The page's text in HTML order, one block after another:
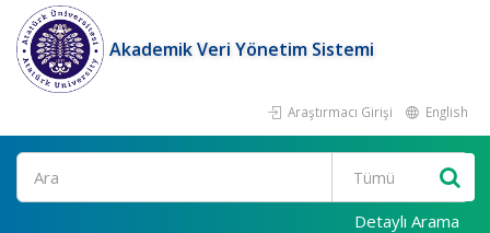
Akademik Veri Yönetim Sistemi
Araştırmacı Girişi English
Ara
Detaylı Arama